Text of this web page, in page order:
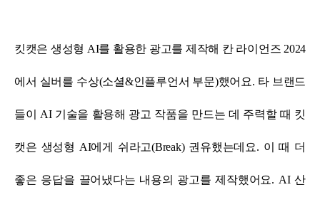
킷캣은 생성형 AI를 활용한 광고를 제작해 칸 라이언즈 2024
에서 실버를 수상(소셜&인플루언서 부문)했어요. 타 브랜드
들이 AI 기술을 활용해 광고 작품을 만드는 데 주력할 때 킷
캣은 생성형 AI에게 쉬라고(Break) 권유했는데요. 이 때 더
좋은 응답을 끌어냈다는 내용의 광고를 제작했어요. AI 산